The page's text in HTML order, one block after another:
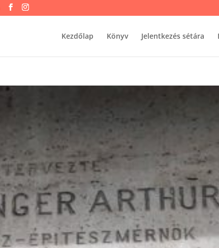
Kezdőlap Könyv Jelentkezés sétára